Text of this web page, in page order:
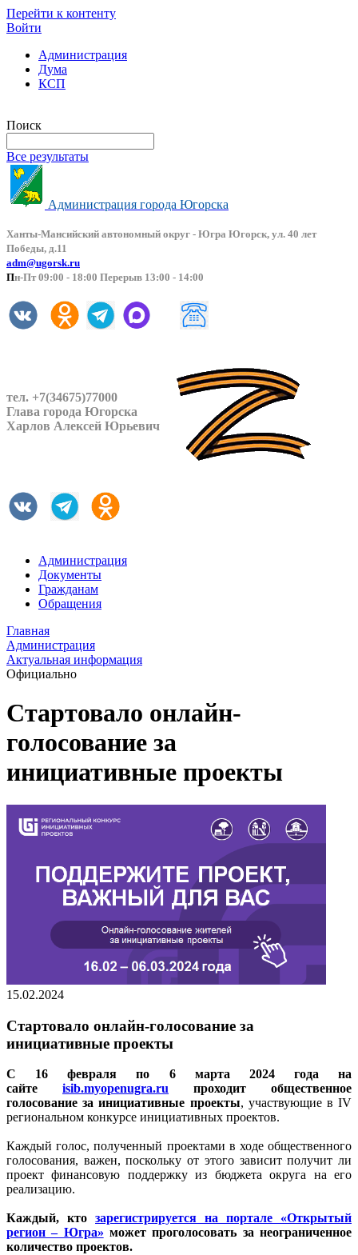
Перейти к контенту
Войти
Администрация
Дума
КСП
Поиск
Все результаты
Администрация города Югорска
Ханты-Мансийский автономный округ - Югра Югорск, ул. 40 лет
Победы, д.11
adm@ugorsk.ru
Пн-Пт 09:00 - 18:00 Перерыв 13:00 - 14:00
тел. +7(34675)77000
Глава города Югорска
Харлов Алексей Юрьевич
Администрация
Документы
Гражданам
Обращения
Главная
Администрация
Актуальная информация
Официально
Стартовало онлайн-
голосование за
инициативные проекты
15.02.2024
Стартовало онлайн-голосование за
инициативные проекты
С 16 февраля по 6 марта 2024 года на
сайте isib.myopenugra.ru
проходит общественное
голосование за инициативные проекты, участвующие в IV
региональном конкурсе инициативных проектов.
Каждый голос, полученный проектами в ходе общественного
голосования, важен, поскольку от этого зависит получит ли
проект финансовую поддержку из бюджета округа на его
реализацию.
Каждый, кто зарегистрируется на портале «Открытый
регион – Югра» может проголосовать за неограниченное
количество проектов.